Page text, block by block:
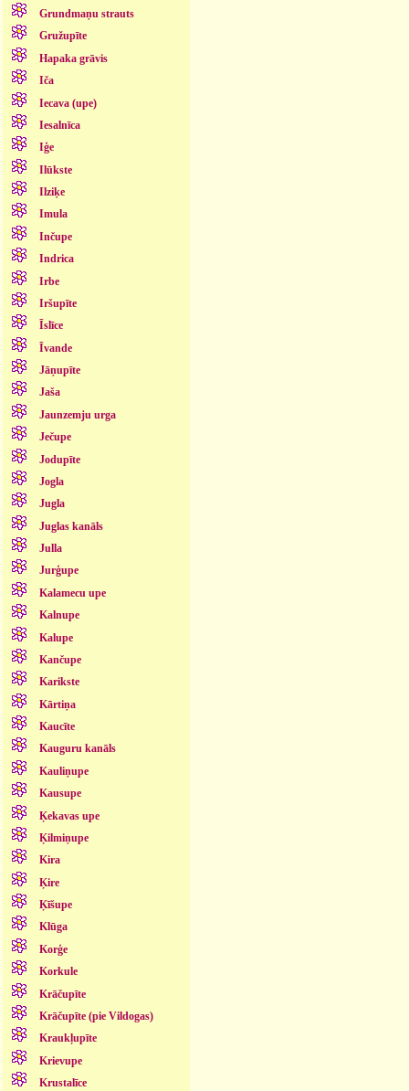
Grundmaņu strauts
Gružupīte
Hapaka grāvis
Iča
Iecava (upe)
Iesalnīca
Iģe
Ilūkste
Ilziķe
Imula
Inčupe
Indrica
Irbe
Iršupīte
Īslīce
Īvande
Jāņupīte
Jaša
Jaunzemju urga
Ječupe
Jodupīte
Jogla
Jugla
Juglas kanāls
Julla
Jurģupe
Kalamecu upe
Kalnupe
Kalupe
Kančupe
Karikste
Kārtiņa
Kaucīte
Kauguru kanāls
Kauliņupe
Kausupe
Ķekavas upe
Ķilmiņupe
Kira
Ķire
Ķīšupe
Klūga
Korģe
Korkule
Krāčupīte
Krāčupīte (pie Vildogas)
Kraukļupīte
Krievupe
Krustalīce